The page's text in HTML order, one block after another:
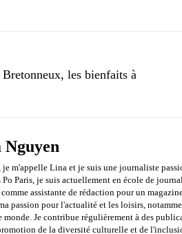
les bienfaits à
m'appelle Lina et je suis une journaliste
Po Paris, je suis actuellement en école de
assistante de rédaction pour un
passion pour l'actualité et les loisirs,
monde. Je contribue régulièrement à des
de la diversité culturelle et de